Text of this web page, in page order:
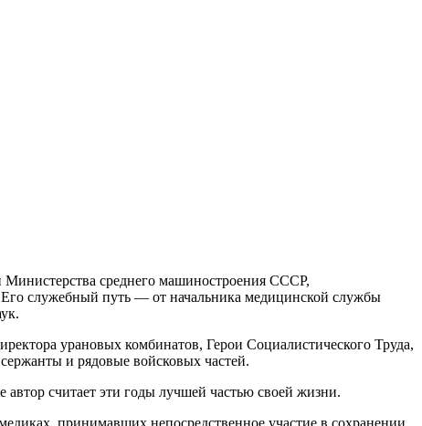
Министерства среднего машиностроения СССР,
Его служебный путь — от начальника медицинской службы
урановых комбинатов, Герои Социалистического Труда,
и рядовые войсковых частей.
считает эти годы лучшей частью своей жизни.